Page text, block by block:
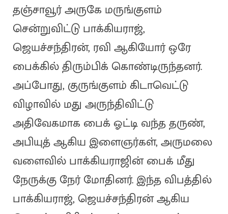
தஞ்சாவூர் அருகே மருங்குளம்
சென்றுவிட்டு பாக்கியராஜ்,
ஜெயச்சந்திரன், ரவி ஆகியோர் ஒரே
பைக்கில் திரும்பிக் கொண்டிருந்தனர்.
அப்போது, குருங்குளம் கிடாவெட்டு
விழாவில் மது அருந்திவிட்டு
அதிவேகமாக பைக் ஓட்டி வந்த தருண்,
அபியுத் ஆகிய இளைஞர்கள், அருமலை
வளைவில் பாக்கியராஜின் பைக் மீது
நேருக்கு நேர் மோதினர். இந்த விபத்தில்
பாக்கியராஜ், ஜெயச்சந்திரன் ஆகிய